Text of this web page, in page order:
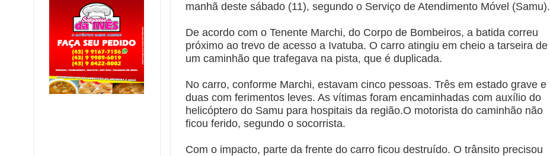
manhã deste sábado (11), segundo o Serviço de Atendimento Móvel (Samu).
De acordo com o Tenente Marchi, do Corpo de Bombeiros, a batida correu
próximo ao trevo de acesso a Ivatuba. O carro atingiu em cheio a tarseira de
um caminhão que trafegava na pista, que é duplicada.
No carro, conforme Marchi, estavam cinco pessoas. Três em estado grave e
duas com ferimentos leves. As vítimas foram encaminhadas com auxílio do
helicóptero do Samu para hospitais da região.O motorista do caminhão não
ficou ferido, segundo o socorrista.
Com o impacto, parte da frente do carro ficou destruído. O trânsito precisou